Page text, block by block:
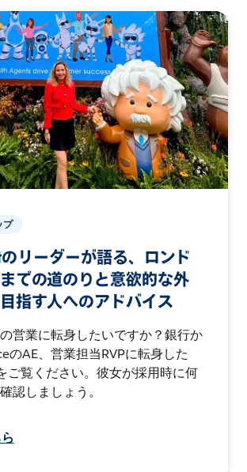
プ
リーダーが語る、ロンド
での道のりと意欲的な外
指す人へのアドバイス
営業に転身したいですか？銀行か
のAE、営業担当RVPに転身した
ご覧ください。彼女が採用時に何
認しましょう。